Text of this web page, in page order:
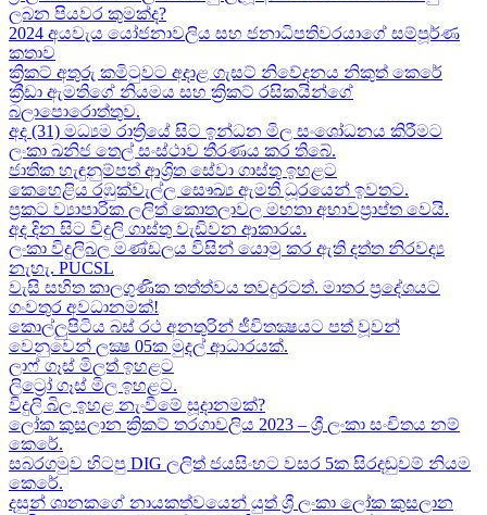
ලබන පියවර කුමක්ද​?
2024 අයවැය යෝජනාවලිය​ සහ ජනාධිපතිවරයාගේ සම්පූර්ණ
කතාව​
ක්‍රිකට් අතුරු කමිටුවට අදාළ ගැසට් නිවේදනය නිකුත් කෙරේ
ක්‍රීඩා ඇමතිගේ නියමය​ සහ ක්‍රිකට් රසිකයින්ගේ
බලාපොරොත්තුව.
අද (31) මධ්‍යම රාත්‍රියේ සිට ඉන්ධන මිල සංශෝධනය කිරීමට
ලංකා ඛනිජ තෙල් සංස්ථාව තීරණය කර තිබේ.
ජාතික හැඳුනුම්පත් ආශ්‍රිත සේවා ගාස්තු ඉහළට
කෙහෙළිය රඹුක්වැල්ල සෞඛ්‍ය ඇමති ධූරයෙන් ඉවතට​.
ප්‍රකට ව්‍යාපාරික ලලිත් කොතලාවල මහතා අභාවප්‍රාප්ත වෙයි.
අද දින​ සිට විදුලි ගාස්තු වැඩිවන ආකාරය​.
ලංකා විදුලිබල මණ්ඩලය විසින් යොමු කර ඇති දත්ත නිරවද්‍ය
නැහැ. PUCSL
වැසි සහිත කාලගුණික තත්ත්වය තවදුරටත්. මාතර ප්‍රදේශයට
ගංවතුර අවධානමක්!
කොල්ලුපිටිය බස් රථ අනතුරින් ජීවිතක්‍ෂයට පත් වූවන්
වෙනුවෙන් ලක්‍ෂ 05ක​ මුදල් ආධාරයක්​.
ලාෆ් ගෑස් මිලත් ඉහළට​
ලිට්‍රෝ ගෑස් මිල​ ඉහළට​.
විදුලි බිල ඉහළ නැංවීමේ සූදානමක්?
ලෝක කුසලාන ක්‍රිකට් තරගාවලිය 2023 – ශ්‍රී ලංකා සංචිතය නම්
කෙරේ​.
සබරගමුව හිටපු DIG ලලිත් ජයසිංහට වසර 5ක සිරදඬුවම් නියම
කෙරේ.
දසුන් ශානකගේ නායකත්වයෙන් යුත් ශ්‍රී ලංකා ලෝක කුසලාන